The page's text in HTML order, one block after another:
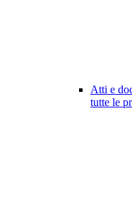
Atti e
tutte le